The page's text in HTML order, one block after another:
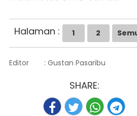
Halaman : 1 2
Editor : Gustan Pasaribu
SHARE: